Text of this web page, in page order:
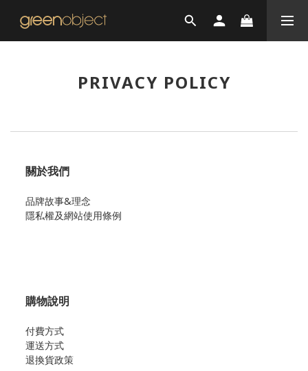
PRIVACY POLICY
關於我們
品牌故事&理念
隱私權及網站使用條例
購物說明
付費方式
運送方式
退換貨政策